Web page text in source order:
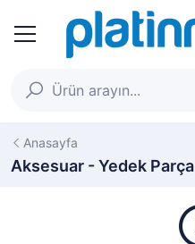
Anasayfa
Aksesuar - Yedek Parça